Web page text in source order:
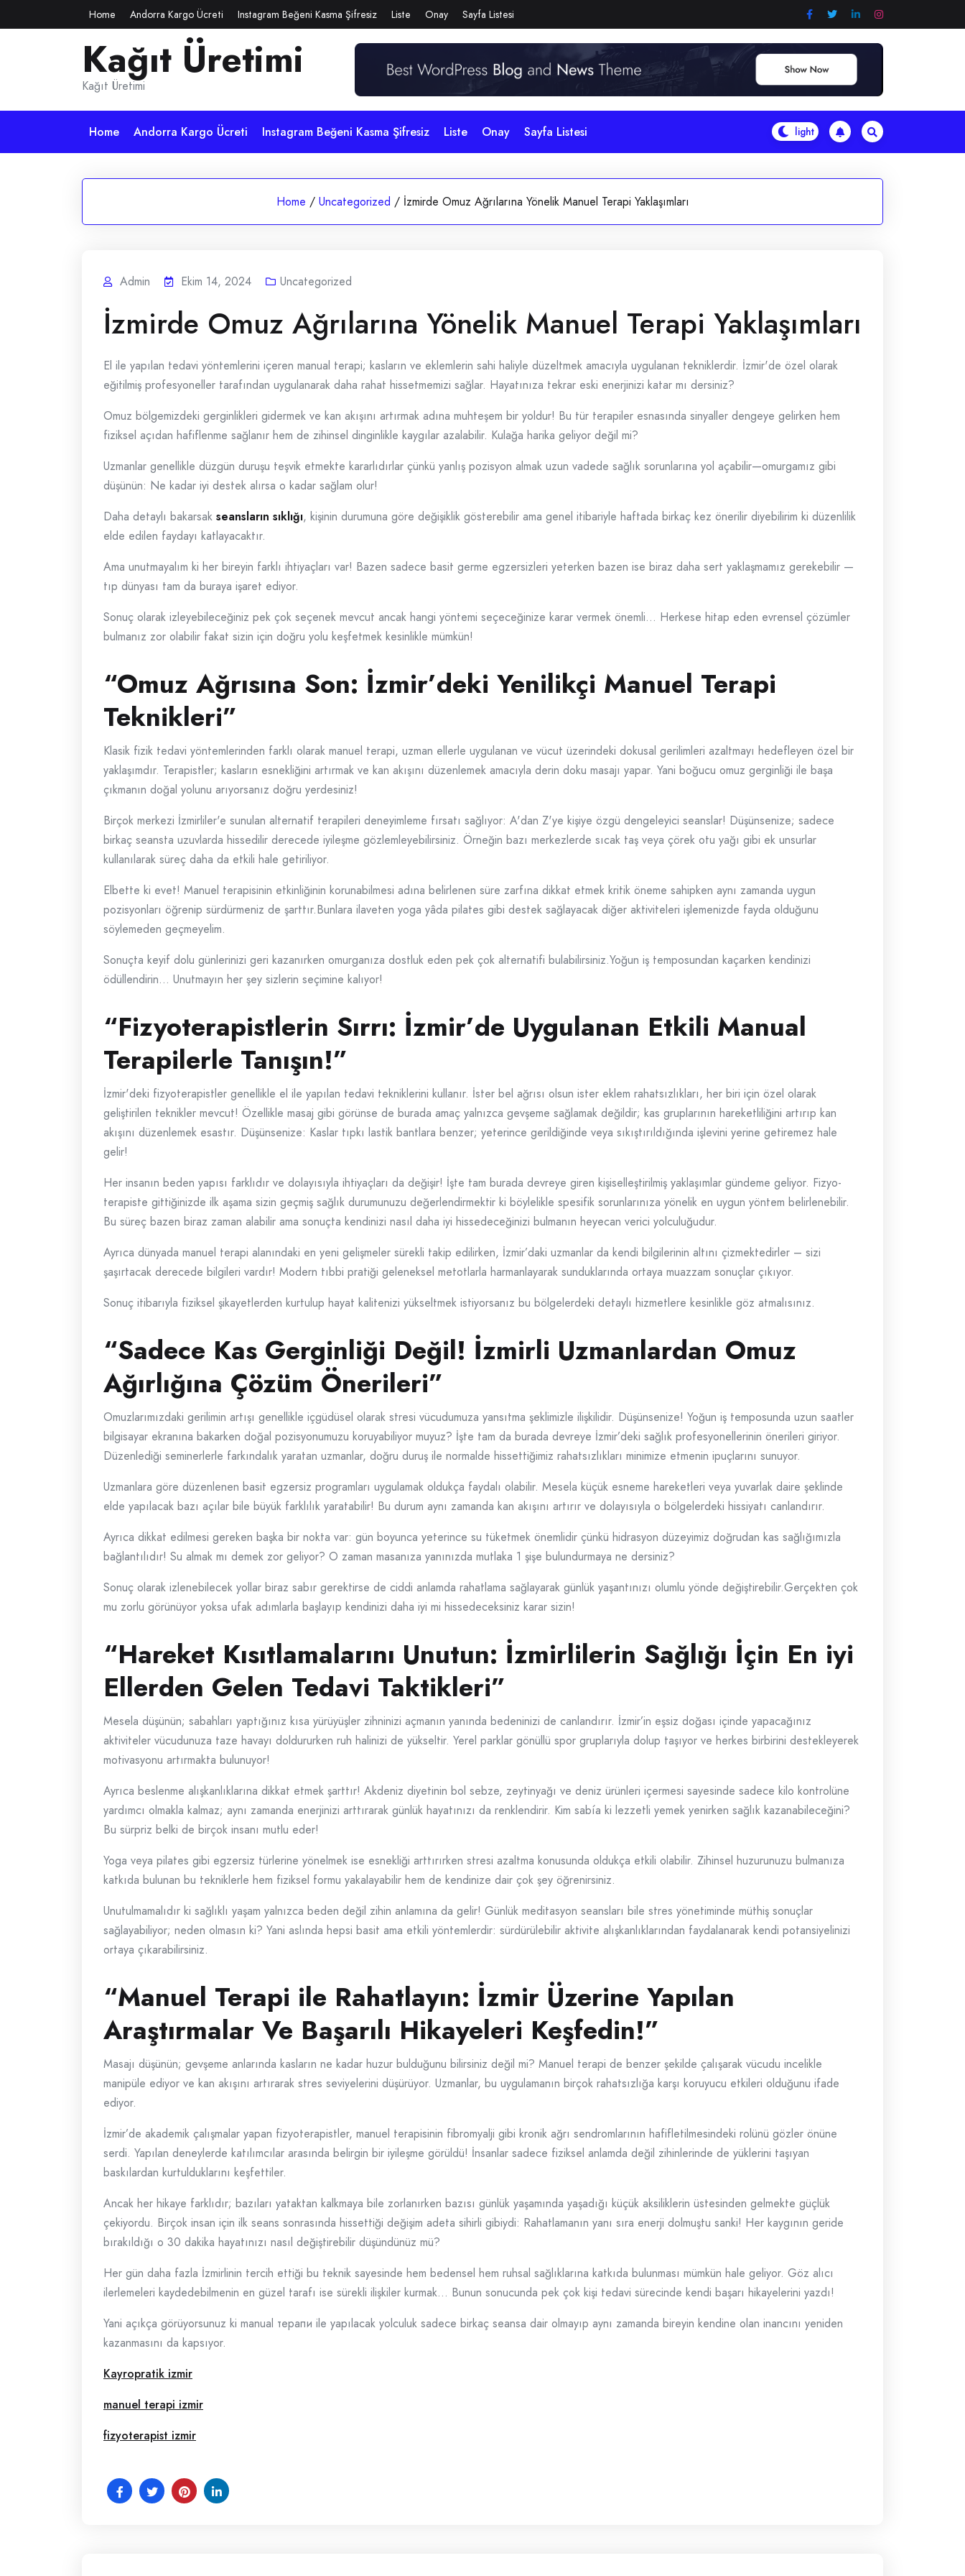
to
Home Andorra Kargo Ücreti Instagram Beğeni Kasma Şifresiz Liste Onay Sayfa Listesi
Kağıt Üretimi
Kağıt Üretimi
Home Andorra Kargo Ücreti Instagram Beğeni Kasma Şifresiz Liste Onay Sayfa Listesi
Home / Uncategorized / İzmirde Omuz Ağrılarına Yönelik Manuel Terapi Yaklaşımları
Admin Ekim 14, 2024 Uncategorized
İzmirde Omuz Ağrılarına Yönelik Manuel Terapi Yaklaşımları
El ile yapılan tedavi yöntemlerini içeren manual terapi; kasların ve eklemlerin sahi haliyle düzeltmek amacıyla uygulanan tekniklerdir. İzmir'de özel olarak
eğitilmiş profesyoneller tarafından uygulanarak daha rahat hissetmemizi sağlar. Hayatınıza tekrar eski enerjinizi katar mı dersiniz?
Omuz bölgemizdeki gerginlikleri gidermek ve kan akışını artırmak adına muhteşem bir yoldur! Bu tür terapiler esnasında sinyaller dengeye gelirken hem
fiziksel açıdan hafiflenme sağlanır hem de zihinsel dinginlikle kaygılar azalabilir. Kulağa harika geliyor değil mi?
Uzmanlar genellikle düzgün duruşu teşvik etmekte kararlıdırlar çünkü yanlış pozisyon almak uzun vadede sağlık sorunlarına yol açabilir—omurgamız gibi
düşünün: Ne kadar iyi destek alırsa o kadar sağlam olur!
Daha detaylı bakarsak seansların sıklığı, kişinin durumuna göre değişiklik gösterebilir ama genel itibariyle haftada birkaç kez önerilir diyebilirim ki düzenlilik
elde edilen faydayı katlayacaktır.
Ama unutmayalım ki her bireyin farklı ihtiyaçları var! Bazen sadece basit germe egzersizleri yeterken bazen ise biraz daha sert yaklaşmamız gerekebilir —
tıp dünyası tam da buraya işaret ediyor.
Sonuç olarak izleyebileceğiniz pek çok seçenek mevcut ancak hangi yöntemi seçeceğinize karar vermek önemli… Herkese hitap eden evrensel çözümler
bulmanız zor olabilir fakat sizin için doğru yolu keşfetmek kesinlikle mümkün!
“Omuz Ağrısına Son: İzmir’deki Yenilikçi Manuel Terapi
Teknikleri”
Klasik fizik tedavi yöntemlerinden farklı olarak manuel terapi, uzman ellerle uygulanan ve vücut üzerindeki dokusal gerilimleri azaltmayı hedefleyen özel bir
yaklaşımdır. Terapistler; kasların esnekliğini artırmak ve kan akışını düzenlemek amacıyla derin doku masajı yapar. Yani boğucu omuz gerginliği ile başa
çıkmanın doğal yolunu arıyorsanız doğru yerdesiniz!
Birçok merkezi İzmirliler'e sunulan alternatif terapileri deneyimleme fırsatı sağlıyor: A'dan Z'ye kişiye özgü dengeleyici seanslar! Düşünsenize; sadece
birkaç seansta uzuvlarda hissedilir derecede iyileşme gözlemleyebilirsiniz. Örneğin bazı merkezlerde sıcak taş veya çörek otu yağı gibi ek unsurlar
kullanılarak süreç daha da etkili hale getiriliyor.
Elbette ki evet! Manuel terapisinin etkinliğinin korunabilmesi adına belirlenen süre zarfına dikkat etmek kritik öneme sahipken aynı zamanda uygun
pozisyonları öğrenip sürdürmeniz de şarttır.Bunlara ilaveten yoga yâda pilates gibi destek sağlayacak diğer aktiviteleri işlemenizde fayda olduğunu
söylemeden geçmeyelim.
Sonuçta keyif dolu günlerinizi geri kazanırken omurganıza dostluk eden pek çok alternatifi bulabilirsiniz.Yoğun iş temposundan kaçarken kendinizi
ödüllendirin… Unutmayın her şey sizlerin seçimine kalıyor!
“Fizyoterapistlerin Sırrı: İzmir’de Uygulanan Etkili Manual
Terapilerle Tanışın!”
İzmir'deki fizyoterapistler genellikle el ile yapılan tedavi tekniklerini kullanır. İster bel ağrısı olsun ister eklem rahatsızlıkları, her biri için özel olarak
geliştirilen teknikler mevcut! Özellikle masaj gibi görünse de burada amaç yalnızca gevşeme sağlamak değildir; kas gruplarının hareketliliğini artırıp kan
akışını düzenlemek esastır. Düşünsenize: Kaslar tıpkı lastik bantlara benzer; yeterince gerildiğinde veya sıkıştırıldığında işlevini yerine getiremez hale
gelir!
Her insanın beden yapısı farklıdır ve dolayısıyla ihtiyaçları da değişir! İşte tam burada devreye giren kişiselleştirilmiş yaklaşımlar gündeme geliyor. Fizyo-
terapiste gittiğinizde ilk aşama sizin geçmiş sağlık durumunuzu değerlendirmektir ki böylelikle spesifik sorunlarınıza yönelik en uygun yöntem belirlenebilir.
Bu süreç bazen biraz zaman alabilir ama sonuçta kendinizi nasıl daha iyi hissedeceğinizi bulmanın heyecan verici yolculuğudur.
Ayrıca dünyada manuel terapi alanındaki en yeni gelişmeler sürekli takip edilirken, İzmir’daki uzmanlar da kendi bilgilerinin altını çizmektedirler – sizi
şaşırtacak derecede bilgileri vardır! Modern tıbbi pratiği geleneksel metotlarla harmanlayarak sunduklarında ortaya muazzam sonuçlar çıkıyor.
Sonuç itibarıyla fiziksel şikayetlerden kurtulup hayat kalitenizi yükseltmek istiyorsanız bu bölgelerdeki detaylı hizmetlere kesinlikle göz atmalısınız.
“Sadece Kas Gerginliği Değil! İzmirli Uzmanlardan Omuz
Ağırlığına Çözüm Önerileri”
Omuzlarımızdaki gerilimin artışı genellikle içgüdüsel olarak stresi vücudumuza yansıtma şeklimizle ilişkilidir. Düşünsenize! Yoğun iş temposunda uzun saatler
bilgisayar ekranına bakarken doğal pozisyonumuzu koruyabiliyor muyuz? İşte tam da burada devreye İzmir’deki sağlık profesyonellerinin önerileri giriyor.
Düzenlediği seminerlerle farkındalık yaratan uzmanlar, doğru duruş ile normalde hissettiğimiz rahatsızlıkları minimize etmenin ipuçlarını sunuyor.
Uzmanlara göre düzenlenen basit egzersiz programları uygulamak oldukça faydalı olabilir. Mesela küçük esneme hareketleri veya yuvarlak daire şeklinde
elde yapılacak bazı açılar bile büyük farklılık yaratabilir! Bu durum aynı zamanda kan akışını artırır ve dolayısıyla o bölgelerdeki hissiyatı canlandırır.
Ayrıca dikkat edilmesi gereken başka bir nokta var: gün boyunca yeterince su tüketmek önemlidir çünkü hidrasyon düzeyimiz doğrudan kas sağlığımızla
bağlantılıdır! Su almak mı demek zor geliyor? O zaman masanıza yanınızda mutlaka 1 şişe bulundurmaya ne dersiniz?
Sonuç olarak izlenebilecek yollar biraz sabır gerektirse de ciddi anlamda rahatlama sağlayarak günlük yaşantınızı olumlu yönde değiştirebilir.Gerçekten çok
mu zorlu görünüyor yoksa ufak adımlarla başlayıp kendinizi daha iyi mi hissedeceksiniz karar sizin!
“Hareket Kısıtlamalarını Unutun: İzmirlilerin Sağlığı İçin En iyi
Ellerden Gelen Tedavi Taktikleri”
Mesela düşünün; sabahları yaptığınız kısa yürüyüşler zihninizi açmanın yanında bedeninizi de canlandırır. İzmir’in eşsiz doğası içinde yapacağınız
aktiviteler vücudunuza taze havayı doldururken ruh halinizi de yükseltir. Yerel parklar gönüllü spor gruplarıyla dolup taşıyor ve herkes birbirini destekleyerek
motivasyonu artırmakta bulunuyor!
Ayrıca beslenme alışkanlıklarına dikkat etmek şarttır! Akdeniz diyetinin bol sebze, zeytinyağı ve deniz ürünleri içermesi sayesinde sadece kilo kontrolüne
yardımcı olmakla kalmaz; aynı zamanda enerjinizi arttırarak günlük hayatınızı da renklendirir. Kim sabía ki lezzetli yemek yenirken sağlık kazanabileceğini?
Bu sürpriz belki de birçok insanı mutlu eder!
Yoga veya pilates gibi egzersiz türlerine yönelmek ise esnekliği arttırırken stresi azaltma konusunda oldukça etkili olabilir. Zihinsel huzurunuzu bulmanıza
katkıda bulunan bu tekniklerle hem fiziksel formu yakalayabilir hem de kendinize dair çok şey öğrenirsiniz.
Unutulmamalıdır ki sağlıklı yaşam yalnızca beden değil zihin anlamına da gelir! Günlük meditasyon seansları bile stres yönetiminde müthiş sonuçlar
sağlayabiliyor; neden olmasın ki? Yani aslında hepsi basit ama etkili yöntemlerdir: sürdürülebilir aktivite alışkanlıklarından faydalanarak kendi potansiyelinizi
ortaya çıkarabilirsiniz.
“Manuel Terapi ile Rahatlayın: İzmir Üzerine Yapılan
Araştırmalar Ve Başarılı Hikayeleri Keşfedin!”
Masajı düşünün; gevşeme anlarında kasların ne kadar huzur bulduğunu bilirsiniz değil mi? Manuel terapi de benzer şekilde çalışarak vücudu incelikle
manipüle ediyor ve kan akışını artırarak stres seviyelerini düşürüyor. Uzmanlar, bu uygulamanın birçok rahatsızlığa karşı koruyucu etkileri olduğunu ifade
ediyor.
İzmir’de akademik çalışmalar yapan fizyoterapistler, manuel terapisinin fibromyalji gibi kronik ağrı sendromlarının hafifletilmesindeki rolünü gözler önüne
serdi. Yapılan deneylerde katılımcılar arasında belirgin bir iyileşme görüldü! İnsanlar sadece fiziksel anlamda değil zihinlerinde de yüklerini taşıyan
baskılardan kurtulduklarını keşfettiler.
Ancak her hikaye farklıdır; bazıları yataktan kalkmaya bile zorlanırken bazısı günlük yaşamında yaşadığı küçük aksiliklerin üstesinden gelmekte güçlük
çekiyordu. Birçok insan için ilk seans sonrasında hissettiği değişim adeta sihirli gibiydi: Rahatlamanın yanı sıra enerji dolmuştu sanki! Her kaygının geride
bırakıldığı o 30 dakika hayatınızı nasıl değiştirebilir düşündünüz mü?
Her gün daha fazla İzmirlinin tercih ettiği bu teknik sayesinde hem bedensel hem ruhsal sağlıklarına katkıda bulunması mümkün hale geliyor. Göz alıcı
ilerlemeleri kaydedebilmenin en güzel tarafı ise sürekli ilişkiler kurmak… Bunun sonucunda pek çok kişi tedavi sürecinde kendi başarı hikayelerini yazdı!
Yani açıkça görüyorsunuz ki manual терапи ile yapılacak yolculuk sadece birkaç seansa dair olmayıp aynı zamanda bireyin kendine olan inancını yeniden
kazanmasını da kapsıyor.
Kayropratik izmir
manuel terapi izmir
fizyoterapist izmir